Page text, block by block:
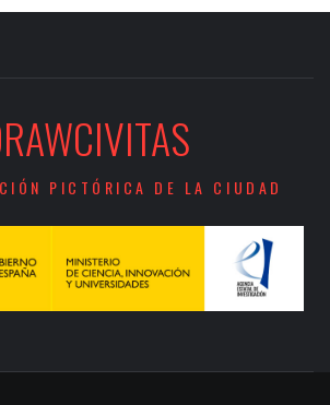
PICTÓRICA DE LA CIUDAD